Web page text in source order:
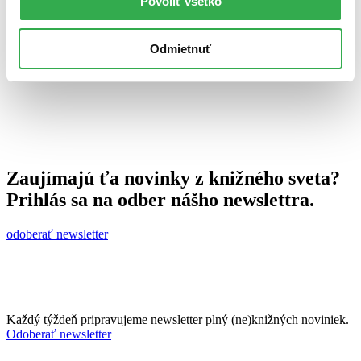
Odmietnuť
Zaujímajú ťa novinky z knižného sveta?
Prihlás sa na odber nášho newslettra.
odoberať newsletter
Každý týždeň pripravujeme newsletter plný (ne)knižných noviniek.
Odoberať newsletter